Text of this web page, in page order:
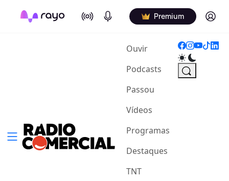
On Air Podcasts Premium Log in
Ouvir(current)
Podcasts
Passou
Vídeos
Programas
Destaques
TNT